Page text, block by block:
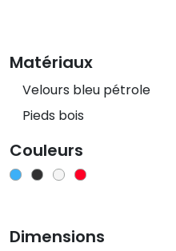
Matériaux
Velours bleu pétrole
Pieds bois
Couleurs
Dimensions